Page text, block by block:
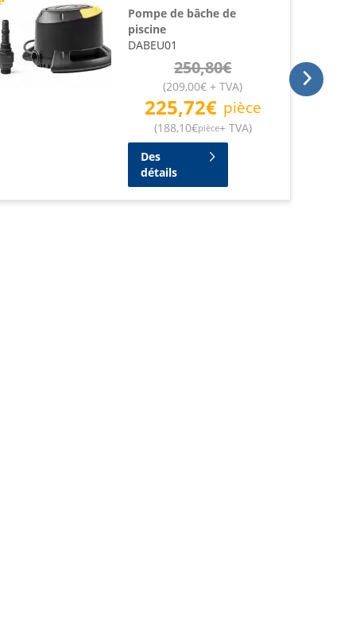
Pompe de bâche de
piscine
DABEU01
250,80€
(209,00€ + TVA)
225,72€ pièce
(188,10€pièce+ TVA)
Des
détails